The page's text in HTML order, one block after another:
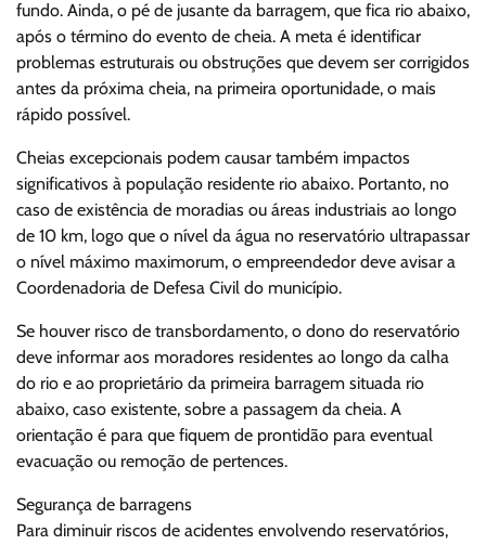
fundo. Ainda, o pé de jusante da barragem, que fica rio abaixo,
após o término do evento de cheia. A meta é identificar
problemas estruturais ou obstruções que devem ser corrigidos
antes da próxima cheia, na primeira oportunidade, o mais
rápido possível.
Cheias excepcionais podem causar também impactos
significativos à população residente rio abaixo. Portanto, no
caso de existência de moradias ou áreas industriais ao longo
de 10 km, logo que o nível da água no reservatório ultrapassar
o nível máximo maximorum, o empreendedor deve avisar a
Coordenadoria de Defesa Civil do município.
Se houver risco de transbordamento, o dono do reservatório
deve informar aos moradores residentes ao longo da calha
do rio e ao proprietário da primeira barragem situada rio
abaixo, caso existente, sobre a passagem da cheia. A
orientação é para que fiquem de prontidão para eventual
evacuação ou remoção de pertences.
Segurança de barragens
Para diminuir riscos de acidentes envolvendo reservatórios,